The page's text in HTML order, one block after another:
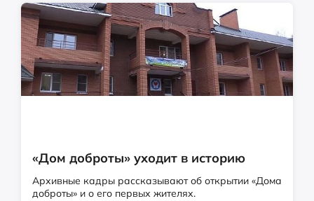
«Дом доброты» уходит в историю
Архивные кадры рассказывают об открытии «Дома
доброты» и о его первых жителях.